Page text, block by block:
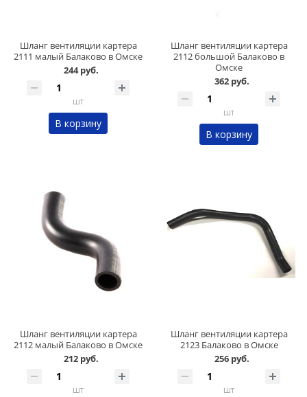
Шланг вентиляции картера
2111 малый Балаково в Омске
244 руб.
шт
В корзину
Шланг вентиляции картера
2112 большой Балаково в
Омске
362 руб.
шт
В корзину
Шланг вентиляции картера
2112 малый Балаково в Омске
212 руб.
шт
Шланг вентиляции картера
2123 Балаково в Омске
256 руб.
шт